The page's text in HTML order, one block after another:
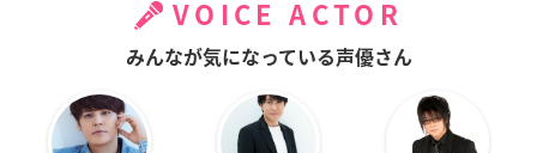
VOICE ACTOR
みんなが気になっている声優さん